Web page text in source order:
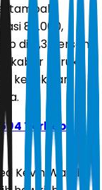
85.000,
di 4,3 persen.
kabar buruk
keyakinan
Terbebani
Kevin Warsh